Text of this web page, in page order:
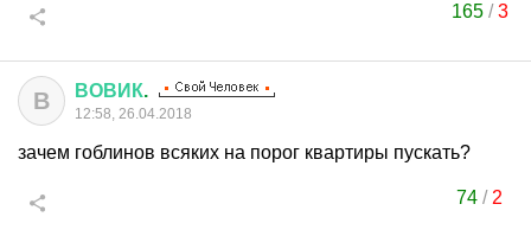
165/3
В ВОВИК.
12:58, 26.04.2018
зачем гоблинов всяких на порог квартиры пускать?
74 / 2